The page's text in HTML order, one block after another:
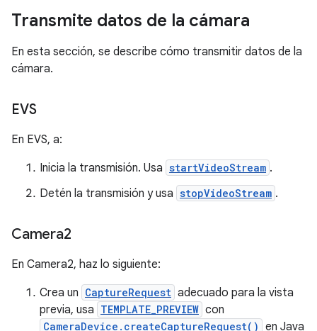
Transmite datos de la cámara
En esta sección, se describe cómo transmitir datos de la
cámara.
EVS
En EVS, a:
Inicia la transmisión. Usa startVideoStream .
Detén la transmisión y usa stopVideoStream .
Camera2
En Camera2, haz lo siguiente:
Crea un CaptureRequest adecuado para la vista
previa, usa TEMPLATE_PREVIEW con
CameraDevice.createCaptureRequest() en Java